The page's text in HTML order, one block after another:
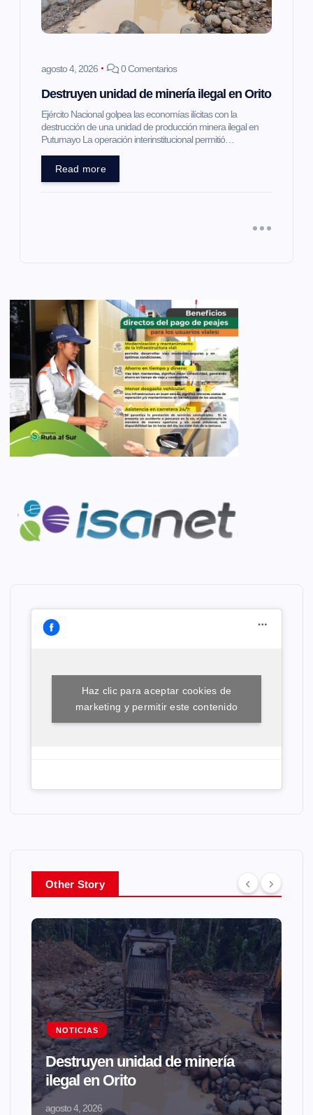
agosto 4, 2026 0 Comentarios
Destruyen unidad de minería ilegal en Orito
Ejército Nacional golpea las economías ilícitas con la
destrucción de una unidad de producción minera ilegal en
Putumayo La operación interinstitucional permitió…
Read more
Haz clic para aceptar cookies de
marketing y permitir este contenido
Other Story
NOTICIAS
Destruyen unidad de minería
ilegal en Orito
agosto 4, 2026